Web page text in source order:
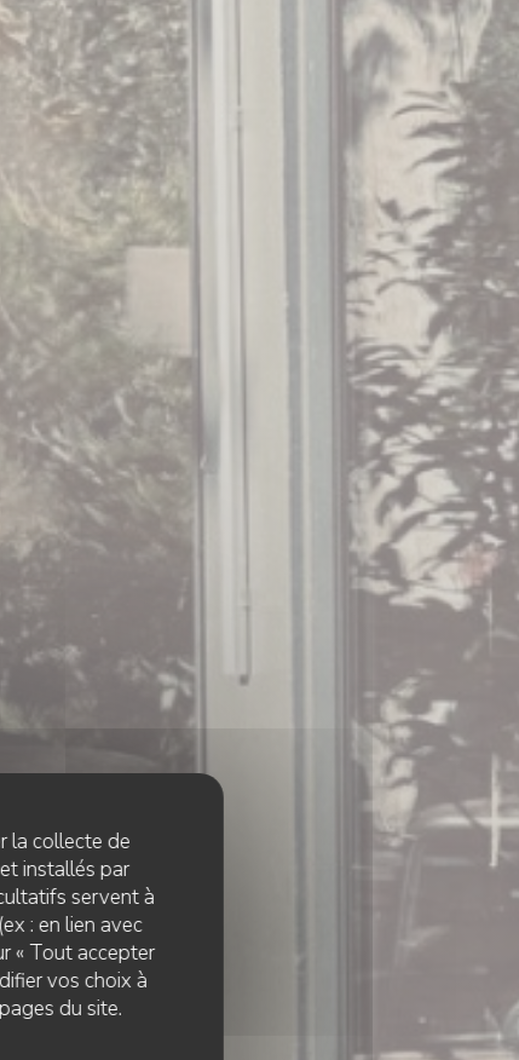
la collecte de
installés par
servent à
: en lien avec
« Tout accepter
vos choix à
du site.